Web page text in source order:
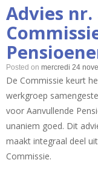
Advies nr.
Posted on mercredi 24
De Commissie keurt
werkgroep
voor Aanvullende
unaniem goed. Dit
maakt integraal deel
Commissie.